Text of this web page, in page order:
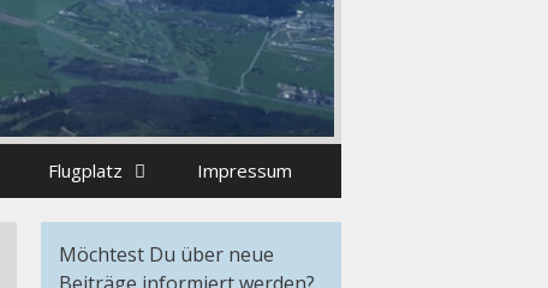
Flugplatz Impressum
Möchtest Du über neue